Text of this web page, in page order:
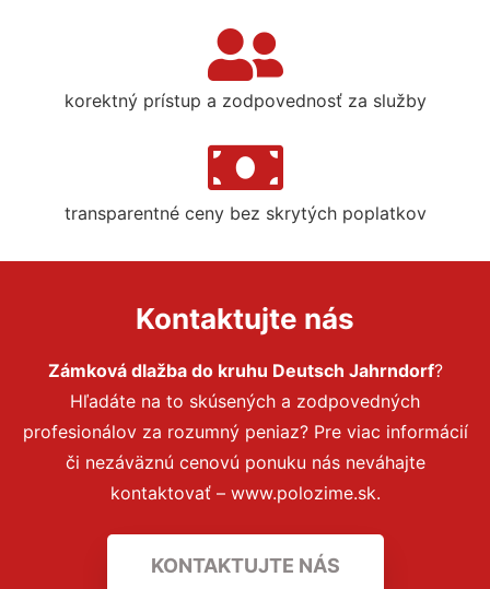
korektný prístup a zodpovednosť za služby
transparentné ceny bez skrytých poplatkov
Kontaktujte nás
Zámková dlažba do kruhu Deutsch Jahrndorf?
Hľadáte na to skúsených a zodpovedných
profesionálov za rozumný peniaz? Pre viac informácií
či nezáväznú cenovú ponuku nás neváhajte
kontaktovať – www.polozime.sk.
KONTAKTUJTE NÁS